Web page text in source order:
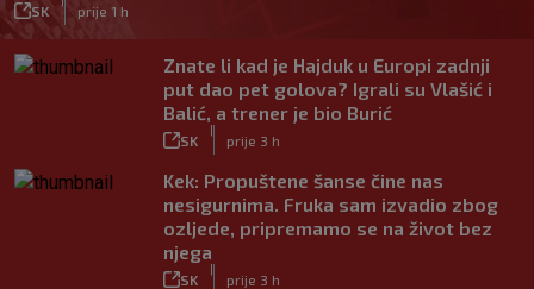
SK prije 1 h
Znate li kad je Hajduk u Europi zadnji
put dao pet golova? Igrali su Vlašić i
Balić, a trener je bio Burić
SK prije 3 h
Kek: Propuštene šanse čine nas
nesigurnima. Fruka sam izvadio zbog
ozljede, pripremamo se na život bez
njega
SK prije 3 h